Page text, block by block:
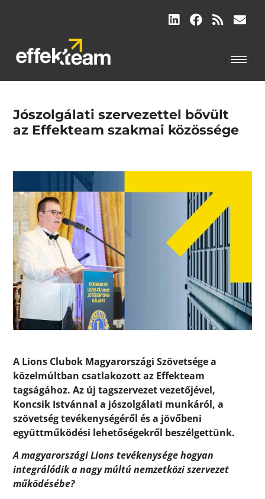
Jószolgálati szervezettel bővült
az Effekteam szakmai közössége
A Lions Clubok Magyarországi Szövetsége a
közelmúltban csatlakozott az Effekteam
tagságához. Az új tagszervezet vezetőjével,
Koncsik Istvánnal a jószolgálati munkáról, a
szövetség tevékenységéről és a jövőbeni
együttműködési lehetőségekről beszélgettünk.
A magyarországi Lions tevékenysége hogyan
integrálódik a nagy múltú nemzetközi szervezet
működésébe?